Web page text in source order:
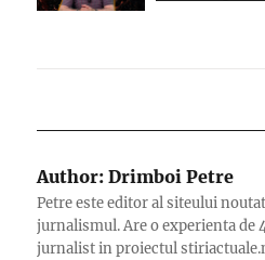
Author: Drimboi Petre
Petre este editor al siteului
jurnalismul. Are o experienta de
jurnalist in proiectul